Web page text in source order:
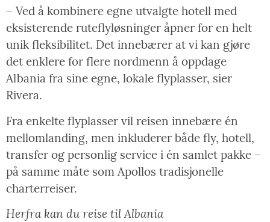
– Ved å kombinere egne utvalgte hotell med
eksisterende ruteflyløsninger åpner for en helt
unik fleksibilitet. Det innebærer at vi kan gjøre
det enklere for flere nordmenn å oppdage
Albania fra sine egne, lokale flyplasser, sier
Rivera.
Fra enkelte flyplasser vil reisen innebære én
mellomlanding, men inkluderer både fly, hotell,
transfer og personlig service i én samlet pakke –
på samme måte som Apollos tradisjonelle
charterreiser.
Herfra kan du reise til Albania